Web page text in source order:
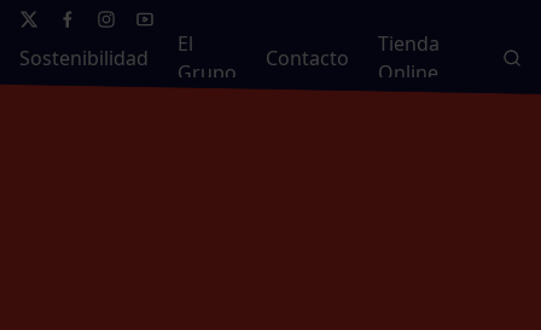
Sostenibilidad
El
Grupo
Contacto
Tienda
Online